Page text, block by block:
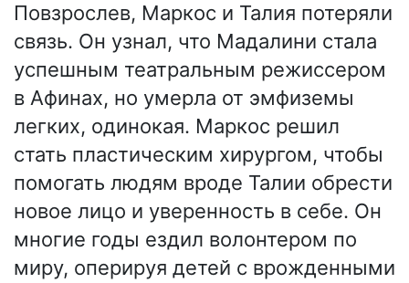
Повзрослев, Маркос и Талия потеряли
связь. Он узнал, что Мадалини стала
успешным театральным режиссером
в Афинах, но умерла от эмфиземы
легких, одинокая. Маркос решил
стать пластическим хирургом, чтобы
помогать людям вроде Талии обрести
новое лицо и уверенность в себе. Он
многие годы ездил волонтером по
миру, оперируя детей с врожденными